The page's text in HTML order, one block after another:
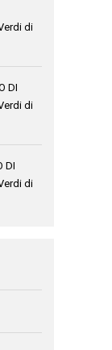
di
DI
di
DI
di